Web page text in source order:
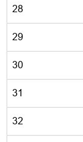
28
29
30
31
32